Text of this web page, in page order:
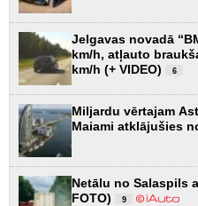
Jelgavas novadā
km/h, atļauto
km/h (+ VIDEO)
6
Miljardu vērtajam
Maiami atklājušies
Netālu no Salaspils
FOTO)
9